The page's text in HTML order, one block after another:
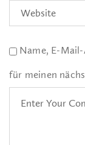
Name, E-
für meinen